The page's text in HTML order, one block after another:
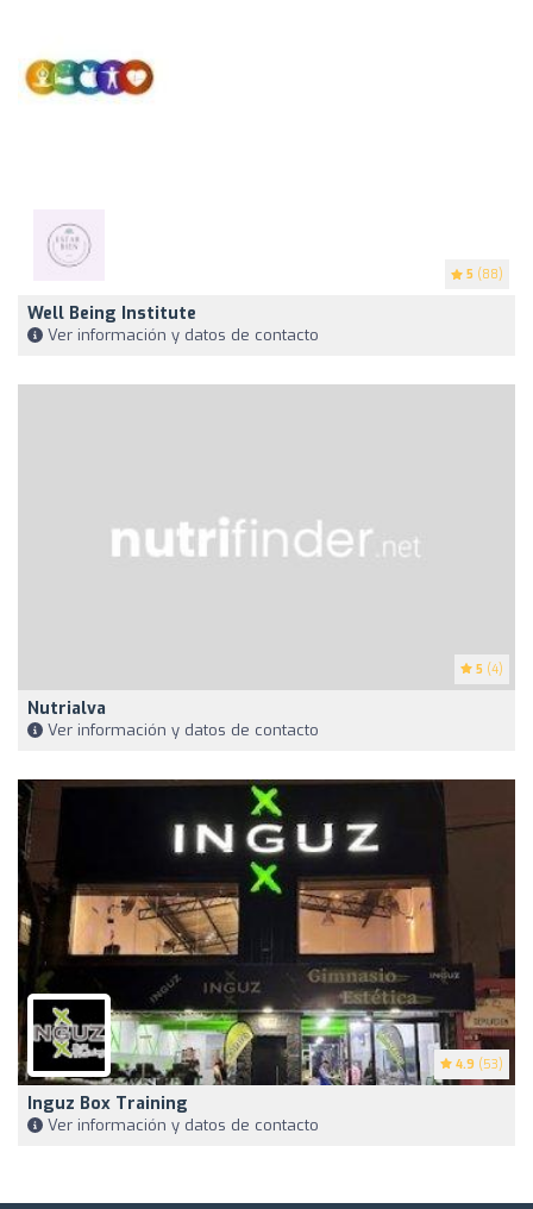
5 (88)
Well Being Institute
Ver información y datos de contacto
5 (4)
Nutrialva
Ver información y datos de contacto
4.9 (53)
Inguz Box Training
Ver información y datos de contacto